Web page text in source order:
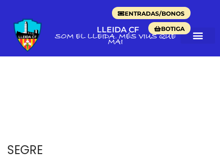
ENTRADAS/BONOS
BOTIGA
LLEIDA CF
SOM EL LLEIDA. MÉS VIUS QUE
MAI
SEGRE